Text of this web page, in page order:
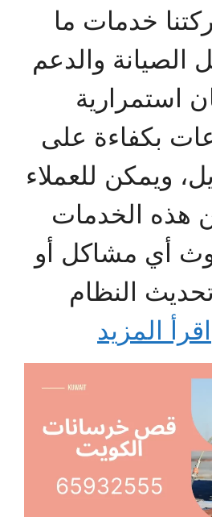
خدمات ما
الصيانة والدعم
استمرارية
بكفاءة على
ويمكن للعملاء
هذه الخدمات
أي مشاكل أو
النظام
اقرأ المزيد